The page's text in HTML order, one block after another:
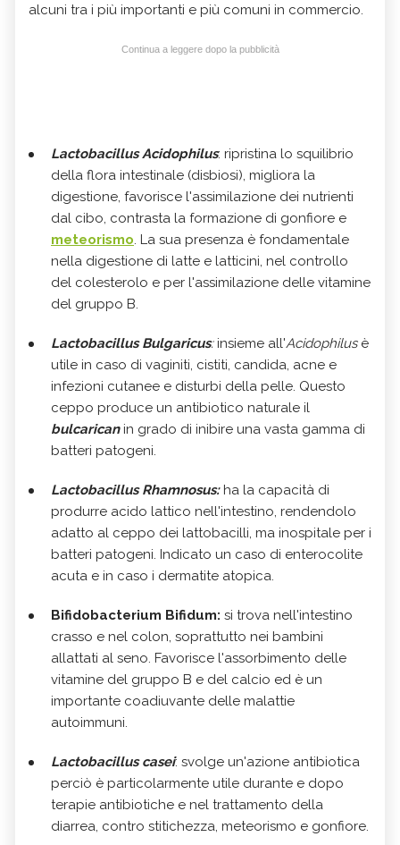
alcuni tra i più importanti e più comuni in commercio.
Continua a leggere dopo la pubblicità
Lactobacillus Acidophilus: ripristina lo squilibrio
della flora intestinale (disbiosi), migliora la
digestione, favorisce l'assimilazione dei nutrienti
dal cibo, contrasta la formazione di gonfiore e
meteorismo. La sua presenza è fondamentale
nella digestione di latte e latticini, nel controllo
del colesterolo e per l'assimilazione delle vitamine
del gruppo B.
Lactobacillus Bulgaricus:insieme all'Acidophilusè
utile in caso di vaginiti, cistiti, candida, acne e
infezioni cutanee e disturbi della pelle. Questo
ceppo produce un antibiotico naturale il
bulcaricanin grado di inibire una vasta gamma di
batteri patogeni.
Lactobacillus Rhamnosus:ha la capacità di
produrre acido lattico nell'intestino, rendendolo
adatto al ceppo dei lattobacilli, ma inospitale per i
batteri patogeni. Indicato un caso di enterocolite
acuta e in caso i dermatite atopica.
Bifidobacterium Bifidum: si trova nell'intestino
crasso e nel colon, soprattutto nei bambini
allattati al seno. Favorisce l'assorbimento delle
vitamine del gruppo B e del calcio ed è un
importante coadiuvante delle malattie
autoimmuni.
Lactobacillus casei: svolge un'azione antibiotica
perciò è particolarmente utile durante e dopo
terapie antibiotiche e nel trattamento della
diarrea, contro stitichezza, meteorismo e gonfiore.